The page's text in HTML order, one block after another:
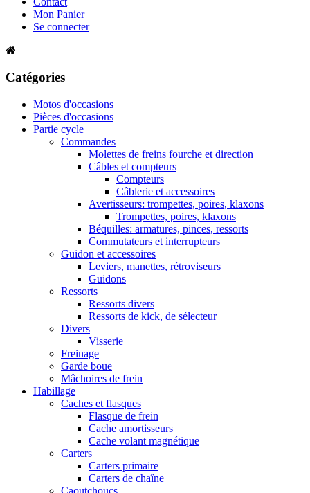
Mon Panier
Se connecter
Catégories
Motos d'occasions
Pièces d'occasions
Partie cycle
Commandes
Molettes de freins fourche et direction
Câbles et compteurs
Compteurs
Câblerie et accessoires
Avertisseurs: trompettes, poires, klaxons
Trompettes, poires, klaxons
Béquilles: armatures, pinces, ressorts
Commutateurs et interrupteurs
Guidon et accessoires
Leviers, manettes, rétroviseurs
Guidons
Ressorts
Ressorts divers
Ressorts de kick, de sélecteur
Divers
Visserie
Freinage
Garde boue
Mâchoires de frein
Habillage
Caches et flasques
Flasque de frein
Cache amortisseurs
Cache volant magnétique
Carters
Carters primaire
Carters de chaîne
Caoutchoucs